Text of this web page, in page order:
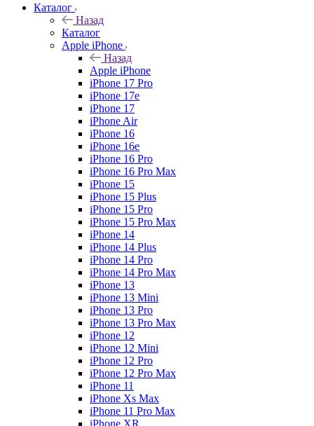
Каталог
Назад
Каталог
Apple iPhone
Назад
Apple iPhone
iPhone 17 Pro
iPhone 17e
iPhone 17
iPhone Air
iPhone 16
iPhone 16e
iPhone 16 Pro
iPhone 16 Pro Max
iPhone 15
iPhone 15 Plus
iPhone 15 Pro
iPhone 15 Pro Max
iPhone 14
iPhone 14 Plus
iPhone 14 Pro
iPhone 14 Pro Max
iPhone 13
iPhone 13 Mini
iPhone 13 Pro
iPhone 13 Pro Max
iPhone 12
iPhone 12 Mini
iPhone 12 Pro
iPhone 12 Pro Max
iPhone 11
iPhone Xs Max
iPhone 11 Pro Max
iPhone XR